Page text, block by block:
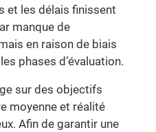
et les délais finissent
manque de
en raison de biais
phases d’évaluation.
sur des objectifs
moyenne et réalité
Afin de garantir une